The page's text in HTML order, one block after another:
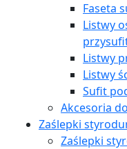
Faseta
Listwy
Listwy
Listwy
Sufit
Akcesoria
Zaślepki
Zaślepki